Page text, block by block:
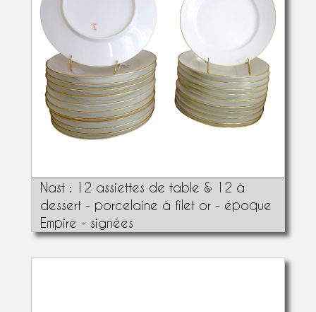
Nast : 12 assiettes de table & 12 à
dessert - porcelaine à filet or - époque
Empire - signées